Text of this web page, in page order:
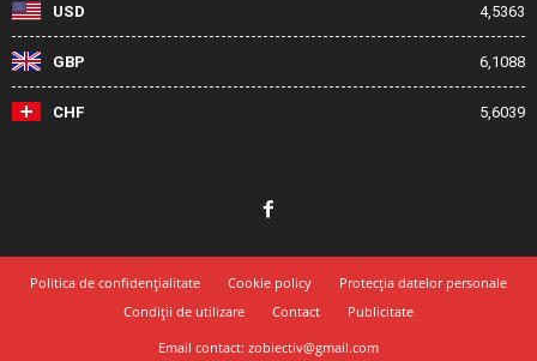
USD 4,5363
GBP 6,1088
CHF 5,6039
Politica de confidențialitate Cookie policy
Protecția datelor personale
Condiții de utilizare
Contact
Publicitate
Email contact: zobiectiv@gmail.com